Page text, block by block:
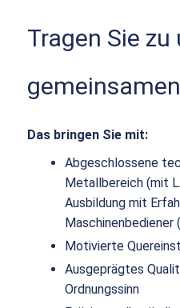
Tragen Sie zu
Das bringen Sie mit:
Abgeschlossene
Metallbereich (mit
Ausbildung mit
Motivierte
Ausgeprägtes
Ordnungssinn